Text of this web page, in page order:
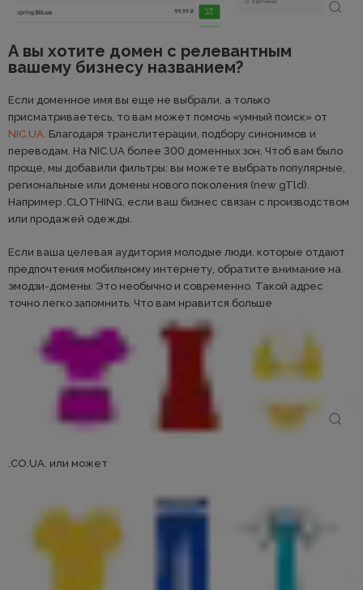
А вы хотите домен с релевантным
вашему бизнесу названием?
Если доменное имя вы еще не выбрали, а только
присматриваетесь, то вам может помочь «умный поиск» от
NIC.UA. Благодаря транслитерации, подбору синонимов и
переводам. На NIC.UA более 300 доменных зон. Чтоб вам было
проще, мы добавили фильтры: вы можете выбрать популярные,
региональные или домены нового поколения (new gTld).
Например .CLOTHING, если ваш бизнес связан с производством
или продажей одежды.
Если ваша целевая аудитория молодые люди, которые отдают
предпочтения мобильному интернету, обратите внимание на
эмодзи-домены. Это необычно и современно. Такой адрес
точно легко запомнить. Что вам нравится больше
.CO.UA. или может